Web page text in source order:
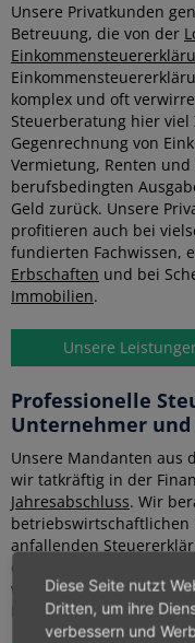
Unsere Privatkunden
Betreuung, die von der
komplex und oft
Steuerberatung hier
Gegenrechnung von
Vermietung, Renten
berufsbedingten
Geld zurück. Unsere
profitieren auch bei
fundierten Fachwissen,
Erbschaften und bei
Immobilien.
Unsere
Professionelle
Unternehmer
Unsere Mandanten aus
wir tatkräftig in der
Jahresabschluss. Wir
betriebswirtschaftlichen
anfallenden
der nächsten Zeit eine
wir Sie auch in diesem
Erfahrung im Bereich
Diese Seite nutzt
Dritten, um ihre
verbessern und